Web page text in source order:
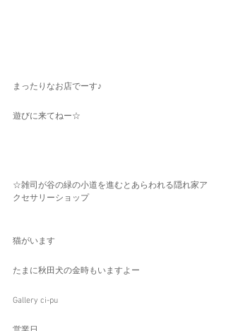
まったりなお店でーす♪
遊びに来てねー☆
☆雑司が谷の緑の小道を進むとあらわれる隠れ家ア
クセサリーショップ
猫がいます
たまに秋田犬の金時もいますよー
Gallery ci-pu